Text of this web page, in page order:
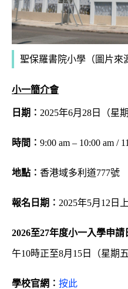
聖保羅書院小學 （圖片來
小一簡介會
日期︰ 2025年6月28日（星期
時間︰ 9:00 am – 10:00 am /
地點︰ 香港域多利道777號
報名日期︰ 2025年5月12日
2026至27年度小一入學申請
午10時正至8月15日（星期
學校官網︰ 按此